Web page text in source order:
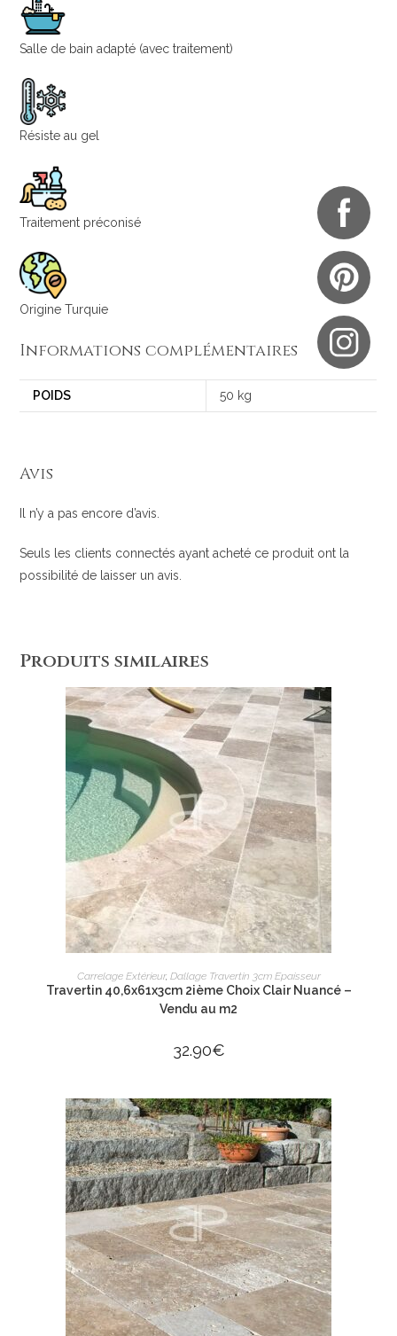
Salle de bain adapté (avec traitement)
Résiste au gel
Traitement préconisé
Origine Turquie
Informations complémentaires
POIDS 50 kg
Avis
Il n’y a pas encore d’avis.
Seuls les clients connectés ayant acheté ce produit ont la
possibilité de laisser un avis.
Produits similaires
AJOUTER AU PANIER
Carrelage Extérieur, Dallage Travertin 3cm Epaisseur
Travertin 40,6x61x3cm 2ième Choix Clair Nuancé –
Vendu au m2
32.90€